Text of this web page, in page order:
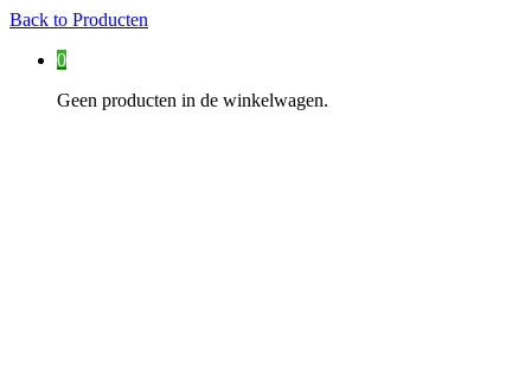
Back to Producten
0
Geen producten in de winkelwagen.